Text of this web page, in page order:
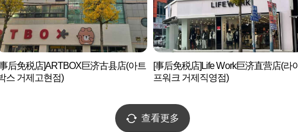
后免税店]ARTBOX巨济古县店(아트
스 거제고현점)
[事后免税店]Life Work巨济直营店(라이
프워크 거제직영점)
查看更多